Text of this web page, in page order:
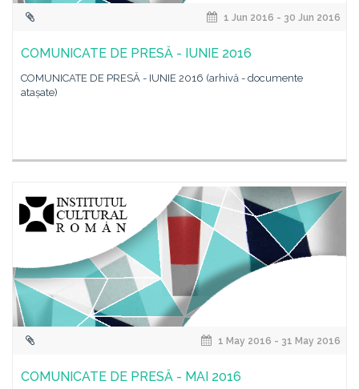
1 Jun 2016 - 30 Jun 2016
COMUNICATE DE PRESĂ - IUNIE 2016
COMUNICATE DE PRESĂ - IUNIE 2016 (arhivă - documente
atașate)
1 May 2016 - 31 May 2016
COMUNICATE DE PRESĂ - MAI 2016